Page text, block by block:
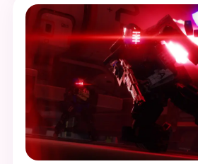
Imbatible, la poderosa evolución de